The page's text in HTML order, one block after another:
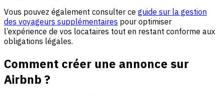
Vous pouvez également consulter ce guide sur la gestion
des voyageurs supplémentaires pour optimiser
l’expérience de vos locataires tout en restant conforme aux
obligations légales.
Comment créer une annonce sur
Airbnb ?